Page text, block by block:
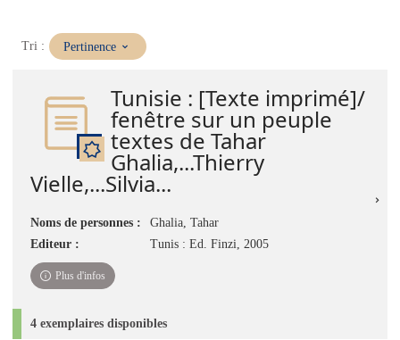
Tri : (Mise
immédiate)
Pertinence
Tunisie : [Texte imprimé]/
fenêtre sur un peuple
textes de Tahar
Ghalia,...Thierry
Vielle,...Silvia...
Noms de personnes :
Ghalia, Tahar
Editeur :
Tunis : Ed. Finzi, 2005
Plus d'infos
4 exemplaires disponibles